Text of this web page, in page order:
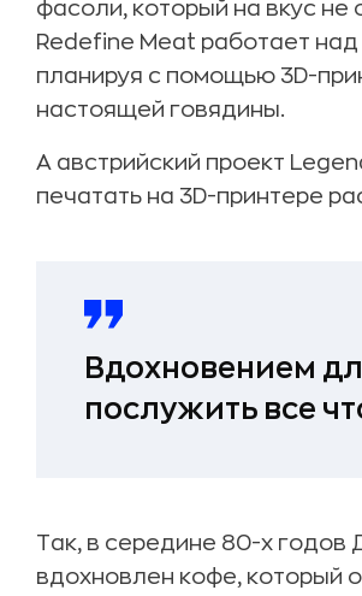
фасоли, который на вкус не
Redefine Meat работает
планируя с помощью 3D-
настоящей говядины.
А австрийский проект
печатать на 3D-принтере
Вдохновением
послужить все
Так, в середине 80-х
вдохновлен кофе, который